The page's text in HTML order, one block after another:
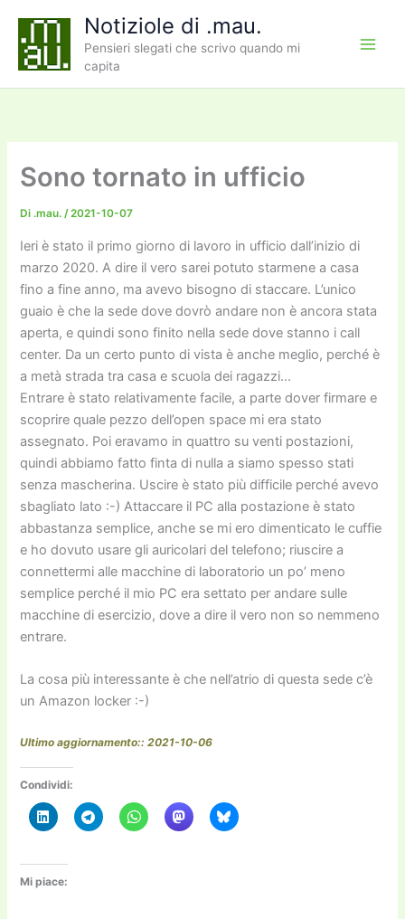
contenuto
Notiziole di .mau.
Pensieri slegati che scrivo quando mi
capita
Sono tornato in ufficio
Di .mau./2021-10-07
Ieri è stato il primo giorno di lavoro in ufficio dall’inizio di
marzo 2020. A dire il vero sarei potuto starmene a casa
fino a fine anno, ma avevo bisogno di staccare. L’unico
guaio è che la sede dove dovrò andare non è ancora stata
aperta, e quindi sono finito nella sede dove stanno i call
center. Da un certo punto di vista è anche meglio, perché è
a metà strada tra casa e scuola dei ragazzi…
Entrare è stato relativamente facile, a parte dover firmare e
scoprire quale pezzo dell’open space mi era stato
assegnato. Poi eravamo in quattro su venti postazioni,
quindi abbiamo fatto finta di nulla a siamo spesso stati
senza mascherina. Uscire è stato più difficile perché avevo
sbagliato lato :-) Attaccare il PC alla postazione è stato
abbastanza semplice, anche se mi ero dimenticato le cuffie
e ho dovuto usare gli auricolari del telefono; riuscire a
connettermi alle macchine di laboratorio un po’ meno
semplice perché il mio PC era settato per andare sulle
macchine di esercizio, dove a dire il vero non so nemmeno
entrare.
La cosa più interessante è che nell’atrio di questa sede c’è
un Amazon locker :-)
Ultimo aggiornamento:: 2021-10-06
Condividi:
Mi piace: